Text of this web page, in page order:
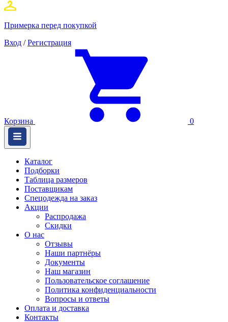
Примерка перед покупкой
Вход / Регистрация
Корзина 0
Каталог
Подборки
Таблица размеров
Поставщикам
Спецодежда на заказ
Акции
Распродажа
Скидки
О нас
Отзывы
Наши партнёры
Документы
Наш магазин
Пользовательское соглашение
Политика конфиденциальности
Вопросы и ответы
Оплата и доставка
Контакты